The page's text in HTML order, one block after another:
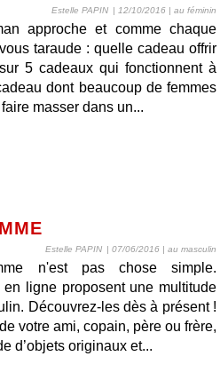
Estelle PAPIN | 12/10/2016 | au féminin
approche et comme chaque
taraude : quelle cadeau offrir
5 cadeaux qui fonctionnent à
dont beaucoup de femmes
masser dans un...
Estelle PAPIN | 07/06/2016 | au masculin
n'est pas chose simple.
ligne proposent une multitude
Découvrez-les dès à présent !
votre ami, copain, père ou frère,
d’objets originaux et...